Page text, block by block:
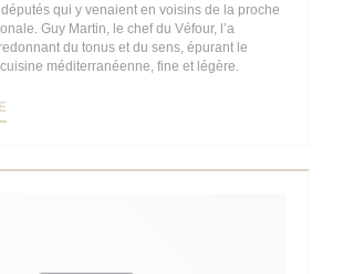
qui y venaient en voisins de la proche
Guy Martin, le chef du Véfour, l’a
du tonus et du sens, épurant le
méditerranéenne, fine et légère.